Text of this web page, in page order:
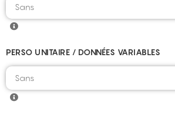
PERSO UNITAIRE / DONNÉES VARIABLES